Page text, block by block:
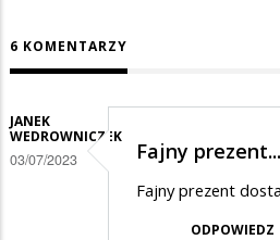
6 KOMENTARZY
JANEK
WEDROWNICZEK
03/07/2023 Fajny prezent...
Fajny prezent
ODPOWIEDZ